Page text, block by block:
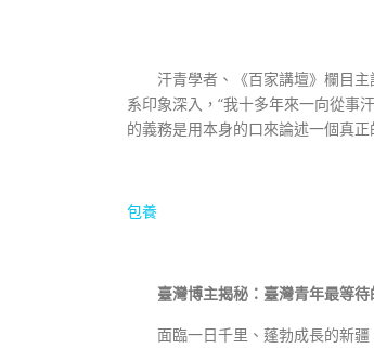
汗青學者、《百家講壇》欄目
系印象深入，“我十多年來一向從事
的義務是用本身的口來論述一個真
包養
臺灣博主揭秘：臺灣青年最等
面臨一日千里、蓬勃成長的新